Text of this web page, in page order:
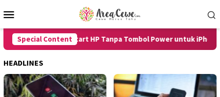
to
Menu
Special Content
8 Cara Restart HP Tanpa Tombol Power untuk iPhone
HEADLINES